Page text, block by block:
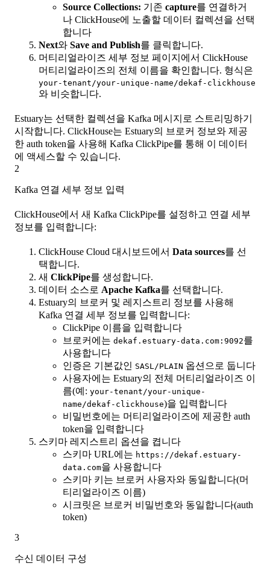
Source Collections: 기존 capture를 연결하거
나 ClickHouse에 노출할 데이터 컬렉션을 선택
합니다
Next와 Save and Publish를 클릭합니다.
머티리얼라이즈 세부 정보 페이지에서 ClickHouse
머티리얼라이즈의 전체 이름을 확인합니다. 형식은
your-tenant/your-unique-name/dekaf-clickhouse
와 비슷합니다.
Estuary는 선택한 컬렉션을 Kafka 메시지로 스트리밍하기
시작합니다. ClickHouse는 Estuary의 브로커 정보와 제공
한 auth token을 사용해 Kafka ClickPipe를 통해 이 데이터
에 액세스할 수 있습니다.
2
Kafka 연결 세부 정보 입력
ClickHouse에서 새 Kafka ClickPipe를 설정하고 연결 세부
정보를 입력합니다:
ClickHouse Cloud 대시보드에서 Data sources를 선
택합니다.
새 ClickPipe를 생성합니다.
데이터 소스로 Apache Kafka를 선택합니다.
Estuary의 브로커 및 레지스트리 정보를 사용해
Kafka 연결 세부 정보를 입력합니다:
ClickPipe 이름을 입력합니다
브로커에는 dekaf.estuary-data.com:9092를
사용합니다
인증은 기본값인 SASL/PLAIN 옵션으로 둡니다
사용자에는 Estuary의 전체 머티리얼라이즈 이
름(예: your-tenant/your-unique-
name/dekaf-clickhouse)을 입력합니다
비밀번호에는 머티리얼라이즈에 제공한 auth
token을 입력합니다
스키마 레지스트리 옵션을 켭니다
스키마 URL에는 https://dekaf.estuary-
data.com을 사용합니다
스키마 키는 브로커 사용자와 동일합니다(머
티리얼라이즈 이름)
시크릿은 브로커 비밀번호와 동일합니다(auth
token)
3
수신 데이터 구성